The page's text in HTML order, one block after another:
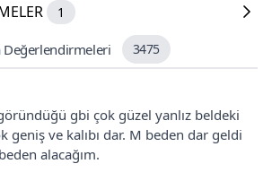
1
Değerlendirmeleri 3475
gbi çok güzel yanlız beldeki
geniş ve kalıbı dar. M beden dar geldi
alacağım.